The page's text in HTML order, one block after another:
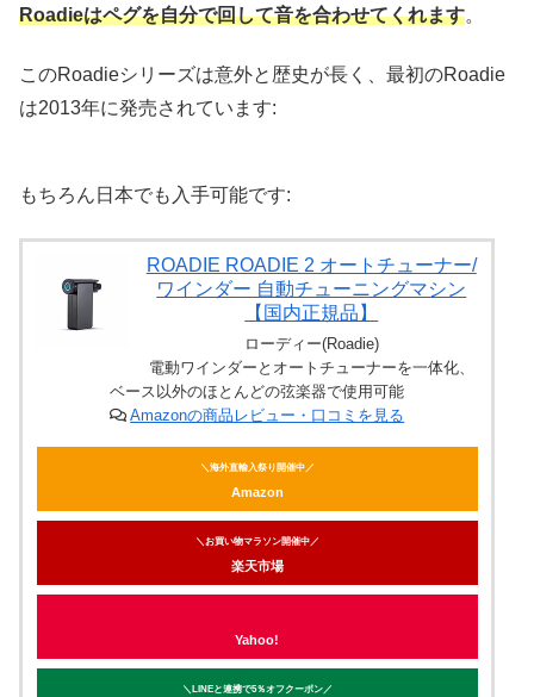
Roadieはペグを自分で回して音を合わせてくれます。
このRoadieシリーズは意外と歴史が長く、最初のRoadie
は2013年に発売されています:
もちろん日本でも入手可能です:
ROADIE ROADIE 2 オートチューナー/
ワインダー 自動チューニングマシン
【国内正規品】
ローディー(Roadie)
電動ワインダーとオートチューナーを一体化、
ベース以外のほとんどの弦楽器で使用可能
Amazonの商品レビュー・口コミを見る
＼海外直輸入祭り開催中／
Amazon
＼お買い物マラソン開催中／
楽天市場
Yahoo!
＼LINEと連携で5％オフクーポン／